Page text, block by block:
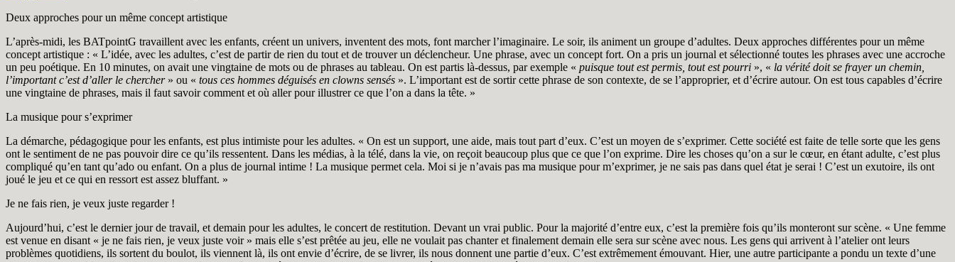
Deux approches pour un même concept artistique
L’après-midi, les BATpointG travaillent avec les enfants, créent un univers, inventent des mots, font marcher l’imaginaire. Le soir, ils animent un groupe d’adultes. Deux approches différentes pour un même
concept artistique : « L’idée, avec les adultes, c’est de partir de rien du tout et de trouver un déclencheur. Une phrase, avec un concept fort. On a pris un journal et sélectionné toutes les phrases avec une accroche
un peu poétique. En 10 minutes, on avait une vingtaine de mots ou de phrases au tableau. On est partis là-dessus, par exemple « puisque tout est permis, tout est pourri », « la vérité doit se frayer un chemin,
l’important c’est d’aller le chercher» ou « tous ces hommes déguisés en clowns sensés ». L’important est de sortir cette phrase de son contexte, de se l’approprier, et d’écrire autour. On est tous capables d’écrire
une vingtaine de phrases, mais il faut savoir comment et où aller pour illustrer ce que l’on a dans la tête. »
La musique pour s’exprimer
La démarche, pédagogique pour les enfants, est plus intimiste pour les adultes. « On est un support, une aide, mais tout part d’eux. C’est un moyen de s’exprimer. Cette société est faite de telle sorte que les gens
ont le sentiment de ne pas pouvoir dire ce qu’ils ressentent. Dans les médias, à la télé, dans la vie, on reçoit beaucoup plus que ce que l’on exprime. Dire les choses qu’on a sur le cœur, en étant adulte, c’est plus
compliqué qu’en tant qu’ado ou enfant. On a plus de journal intime ! La musique permet cela. Moi si je n’avais pas ma musique pour m’exprimer, je ne sais pas dans quel état je serai ! C’est un exutoire, ils ont
joué le jeu et ce qui en ressort est assez bluffant. »
Je ne fais rien, je veux juste regarder !
Aujourd’hui, c’est le dernier jour de travail, et demain pour les adultes, le concert de restitution. Devant un vrai public. Pour la majorité d’entre eux, c’est la première fois qu’ils monteront sur scène. « Une femme
est venue en disant « je ne fais rien, je veux juste voir » mais elle s’est prêtée au jeu, elle ne voulait pas chanter et finalement demain elle sera sur scène avec nous. Les gens qui arrivent à l’atelier ont leurs
problèmes quotidiens, ils sortent du boulot, ils viennent là, ils ont envie d’écrire, de se livrer, ils nous donnent une partie d’eux. C’est extrêmement émouvant. Hier, une autre participante a pondu un texte d’une